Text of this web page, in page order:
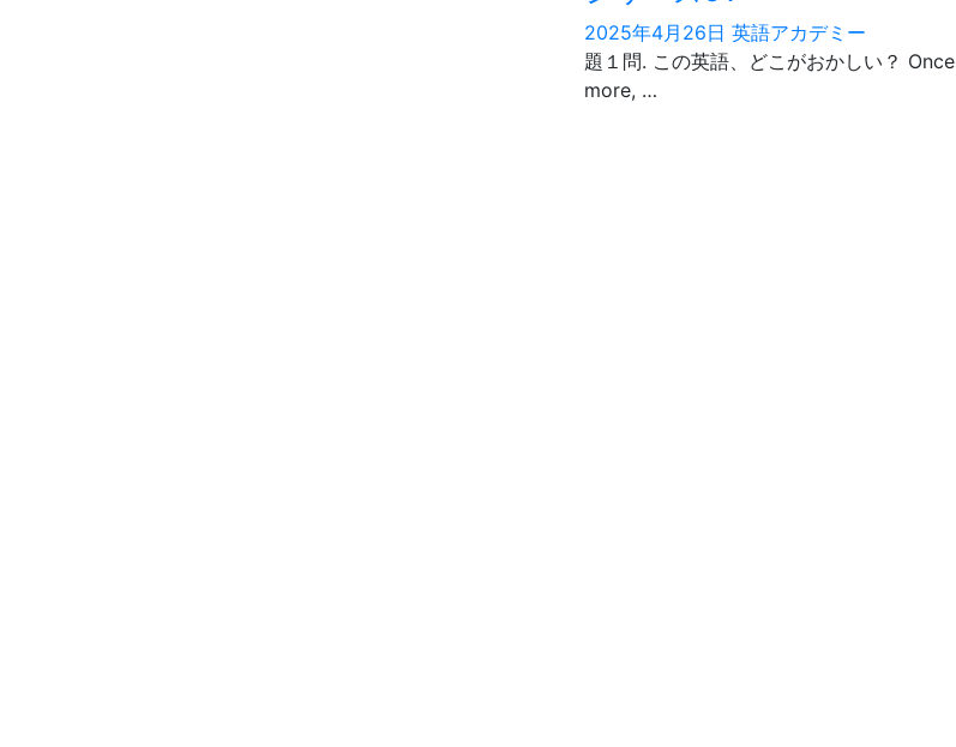
2025年4月26日 英語アカデミー
題１問. この英語、どこがおかしい？ Once
more, …